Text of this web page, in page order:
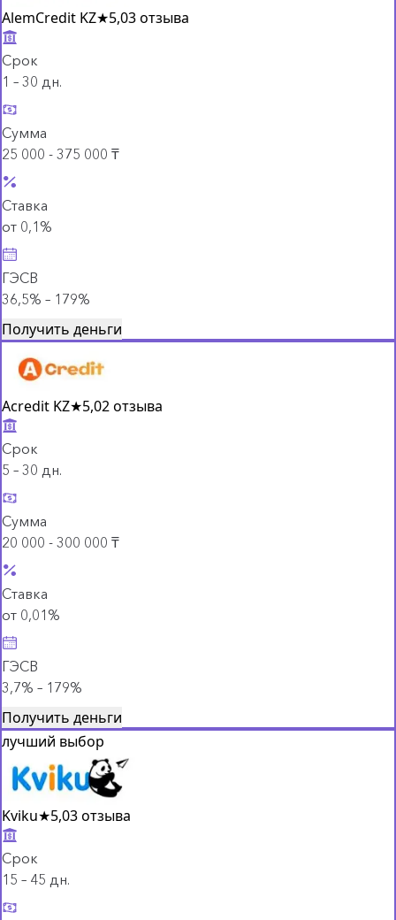
AlemCredit KZ★5,03 отзыва
Срок
1 – 30 дн.
Сумма
25 000 - 375 000 ₸
Ставка
от 0,1%
ГЭСВ
36,5% – 179%
Получить деньги
Acredit KZ★5,02 отзыва
Срок
5 – 30 дн.
Сумма
20 000 - 300 000 ₸
Ставка
от 0,01%
ГЭСВ
3,7% – 179%
Получить деньги
лучший выбор
Kviku★5,03 отзыва
Срок
15 – 45 дн.